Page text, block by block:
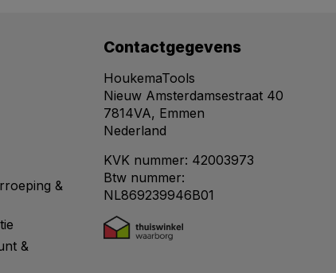
&
&
Contactgegevens
HoukemaTools
Nieuw Amsterdamsestraat 40
7814VA, Emmen
Nederland
KVK nummer: 42003973
Btw nummer:
NL869239946B01